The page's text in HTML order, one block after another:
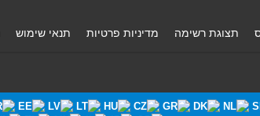
תצוגת רשימה מדיניות פרטיות תנאי שימוש